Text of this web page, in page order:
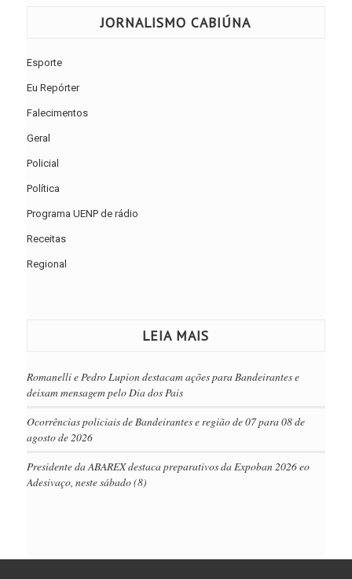
JORNALISMO CABIÚNA
Esporte
Eu Repórter
Falecimentos
Geral
Policial
Política
Programa UENP de rádio
Receitas
Regional
LEIA MAIS
Romanelli e Pedro Lupion destacam ações para Bandeirantes e
deixam mensagem pelo Dia dos Pais
Ocorrências policiais de Bandeirantes e região de 07 para 08 de
agosto de 2026
Presidente da ABAREX destaca preparativos da Expoban 2026 eo
Adesivaço, neste sábado (8)